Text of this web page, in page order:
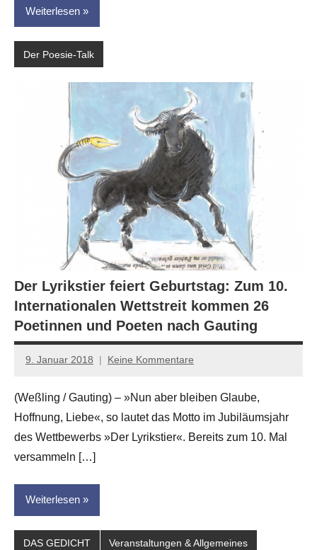
Weiterlesen
Der Poesie-Talk
Der Lyrikstier feiert Geburtstag: Zum 10.
Internationalen Wettstreit kommen 26
Poetinnen und Poeten nach Gauting
9. Januar 2018
Anton
Leitner
Keine Kommentare
(Weßling / Gauting) – »Nun aber bleiben Glaube,
Hoffnung, Liebe«, so lautet das Motto im Jubiläumsjahr
des Wettbewerbs »Der Lyrikstier«. Bereits zum 10. Mal
versammeln […]
Weiterlesen
DAS GEDICHT Veranstaltungen & Allgemeines